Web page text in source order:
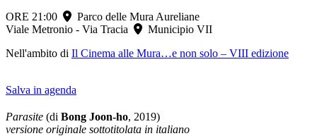
ORE 21:00
Parco delle Mura Aureliane
Viale Metronio - Via Tracia
Municipio VII
Nell'ambito di Il Cinema alle Mura…e non solo – VIII edizione
Salva in agenda
Parasite (di Bong Joon-ho, 2019)
versione originale sottotitolata in italiano